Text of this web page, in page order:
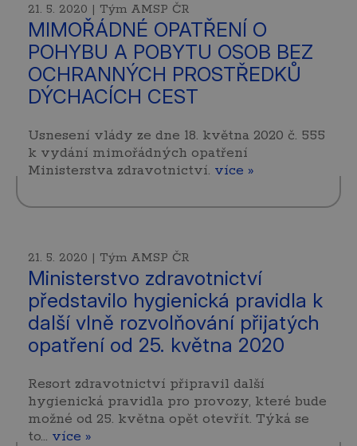
21. 5. 2020 | Tým AMSP ČR
MIMOŘÁDNÉ OPATŘENÍ O
POHYBU A POBYTU OSOB BEZ
OCHRANNÝCH PROSTŘEDKŮ
DÝCHACÍCH CEST
Usnesení vlády ze dne 18. května 2020 č. 555
k vydání mimořádných opatření
Ministerstva zdravotnictví. více »
21. 5. 2020 | Tým AMSP ČR
Ministerstvo zdravotnictví
představilo hygienická pravidla k
další vlně rozvolňování přijatých
opatření od 25. května 2020
Resort zdravotnictví připravil další
hygienická pravidla pro provozy, které bude
možné od 25. května opět otevřít. Týká se
to… více »